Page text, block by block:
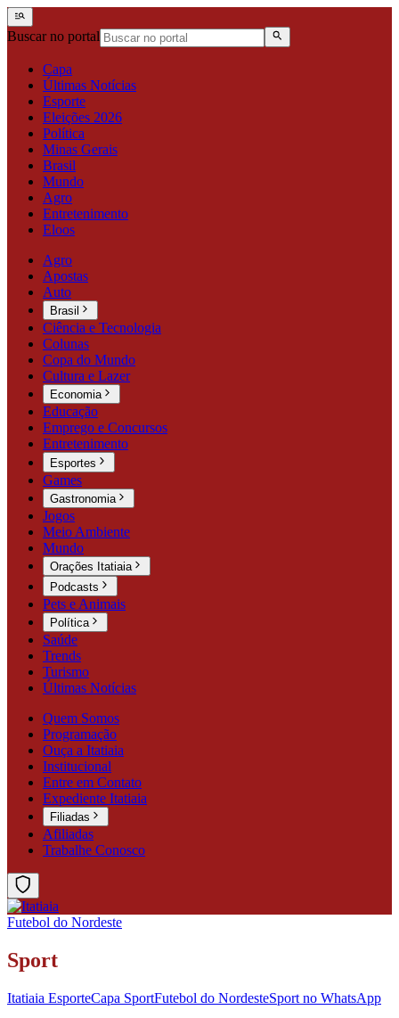
Buscar no portal
Capa
Últimas Notícias
Esporte
Eleições 2026
Política
Minas Gerais
Brasil
Mundo
Agro
Entretenimento
Eloos
Agro
Apostas
Auto
Brasil
Ciência e Tecnologia
Colunas
Copa do Mundo
Cultura e Lazer
Economia
Educação
Emprego e Concursos
Entretenimento
Esportes
Games
Gastronomia
Jogos
Meio Ambiente
Mundo
Orações Itatiaia
Podcasts
Pets e Animais
Política
Saúde
Trends
Turismo
Últimas Notícias
Quem Somos
Programação
Ouça a Itatiaia
Institucional
Entre em Contato
Expediente Itatiaia
Filiadas
Afiliadas
Trabalhe Conosco
Futebol do Nordeste
Sport
Itatiaia EsporteCapa SportFutebol do NordesteSport no WhatsApp